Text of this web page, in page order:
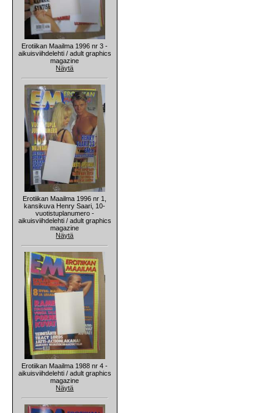
Erotiikan Maailma 1996 nr 3 -
aikuisviihdelehti / adult graphics
magazine
Näytä
Erotiikan Maailma 1996 nr 1,
kansikuva Henry Saari, 10-
vuotistuplanumero -
aikuisviihdelehti / adult graphics
magazine
Näytä
Erotiikan Maailma 1988 nr 4 -
aikuisviihdelehti / adult graphics
magazine
Näytä